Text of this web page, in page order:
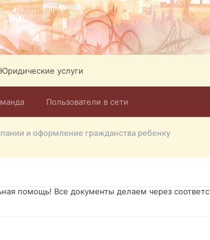
Пользователи в сети
Юридические услуги
и оформление гражданства ребенку
Абонемент на 4 тв всего 12,5 Евро в месяц!
+972-526-384-339
форума?т из э
помощь! Все документы делаем через